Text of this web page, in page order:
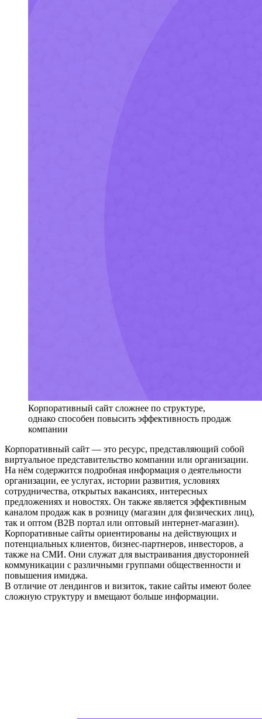
Корпоративный сайт сложнее по структуре,
однако способен повысить эффективность продаж
компании
Корпоративный сайт — это ресурс, представляющий собой
виртуальное представительство компании или организации.
На нём содержится подробная информация о деятельности
организации, ее услугах, истории развития, условиях
сотрудничества, открытых вакансиях, интересных
предложениях и новостях. Он также является эффективным
каналом продаж как в розницу (магазин для физических лиц),
так и оптом (B2B портал или оптовый интернет-магазин).
Корпоративные сайты ориентированы на действующих и
потенциальных клиентов, бизнес-партнеров, инвесторов, а
также на СМИ. Они служат для выстраивания двусторонней
коммуникации с различными группами общественности и
повышения имиджа.
В отличие от лендингов и визиток, такие сайты имеют более
сложную структуру и вмещают больше информации.